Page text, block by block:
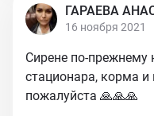
ГАРАЕВА
16 ноября 2021
Сирене по-
стационара, корма и
пожалуйста 🙏🙏🙏